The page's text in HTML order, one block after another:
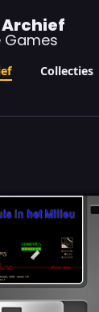
Games
Collecties